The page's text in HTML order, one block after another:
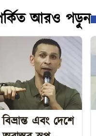
আরও পড়ুন
এবং দেশে